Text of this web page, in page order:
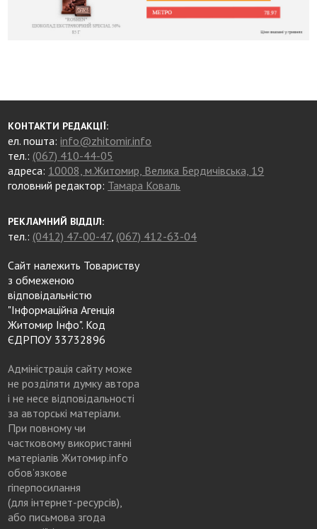
КОНТАКТИ РЕДАКЦІЇ:
ел. пошта:info@zhitomir.info
тел.: (067) 410-44-05
адреса: 10008, м.Житомир, Велика Бердичівська, 19
головний редактор: Тамара Коваль
РЕКЛАМНИЙ ВІДДІЛ:
тел.: (0412) 47-00-47, (067) 412-63-04
Сайт належить Товариству
з обмеженою
відповідальністю
"Інформаційна Агенція
Житомир Інфо". Код
ЄДРПОУ 33732896
Адміністрація сайту може
не розділяти думку автора
і не несе відповідальності
за авторські матеріали.
При повному чи
частковому використанні
матеріалів Житомир.info
обов’язкове
гіперпосилання
(для інтернет-ресурсів),
або письмова згода